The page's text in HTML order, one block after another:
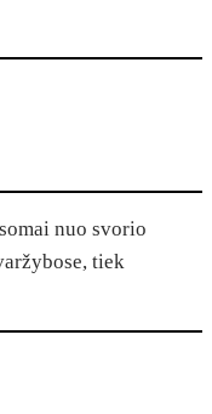
nuo svorio
tiek